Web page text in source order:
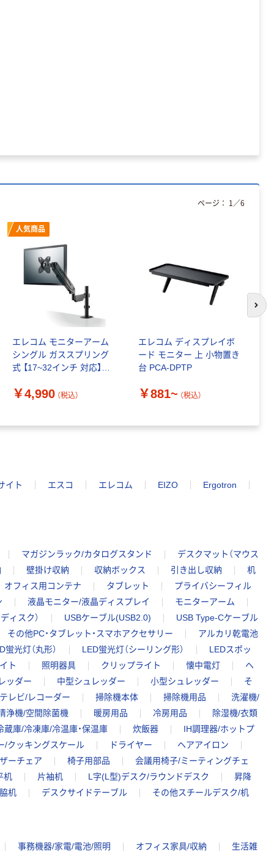
人気商品
エレコム モニターアーム
シングル ガススプリング
式 【17~32インチ 対応】
￥4,990 （税込）
エレコム ディスプレイボ
ード モニター 上 小物置き
台 PCA-DPTP
￥881~ （税込）
ページ： 1 ／6
次
イト エスコ エレコム EIZO
Ergotron
マガジンラック/カタログスタンド
デスクマット（マウス
壁掛け収納 収納ボックス 引き出し収納
机
オフィス用コンテナ タブレット
プライバシーフィル
液晶モニター/液晶ディスプレイ
モニターアーム
ィスク） USBケーブル(USB2.0)
USB Type-Cケーブル
その他PC・タブレット・スマホアクセサリー
アルカリ乾電池
蛍光灯（丸形） LED蛍光灯（シーリング形）
LEDスポッ
ト 照明器具 クリップライト 懐中電灯
ヘ
ッダー 中型シュレッダー 小型シュレッダー
そ
テレビ/レコーダー 掃除機本体 掃除機用品
洗濯機/
浄機/空間除菌機 暖房用品 冷房用品
除湿機/衣類
蔵庫/冷凍庫/冷温庫・保温庫 炊飯器
IH調理器/ホットプ
/クッキングスケール ドライヤー
ヘアアイロン
ーチェア 椅子用部品
会議用椅子/ミーティングチェ
机 片袖机 L字(L型)デスク/ラウンドデスク
昇降
机 デスクサイドテーブル その他スチールデスク/机
事務機器/家電/電池/照明 オフィス家具/収納
生活雑